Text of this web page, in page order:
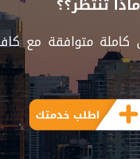
متوافقة مع
اطلب خدمتك